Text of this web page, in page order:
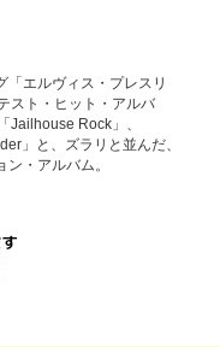
「エルヴィス・プレスリ
スト・ヒット・アルバ
Jailhouse Rock」、
」と、ズラリと並んだ、
・アルバム。